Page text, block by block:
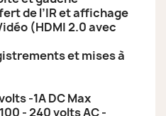
de l’IR et affichage
(HDMI 2.0 avec
et mises à
-1A DC Max
- 240 volts AC -